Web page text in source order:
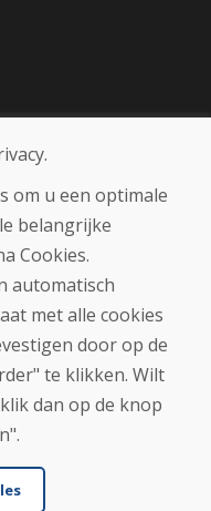
van goederen
om u een optimale
belangrijke
Cookies.
automatisch
met alle cookies
door op de
te klikken. Wilt
dan op de knop